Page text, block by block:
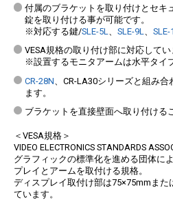
付属のブラケットを取り付けとセキ
錠を取り付ける事が可能です。
※対応する鍵/SLE-5L、SLE-9L、SLE-
VESA規格の取り付け部に対応してい
※設置するモニタアームは水平タイ
CR-28N 、CR-LA30シリーズと組み
ます。
ブラケットを直接壁面へ取り付ける
＜VESA規格＞
VIDEO ELECTRONICS STANDARDS
グラフィックの標準化を進める団体に
プレイとアームを取付ける規格。
ディスプレイ取付け部は75×75mmまた
ています。